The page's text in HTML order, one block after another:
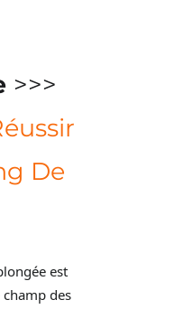
>>>
De
est
des